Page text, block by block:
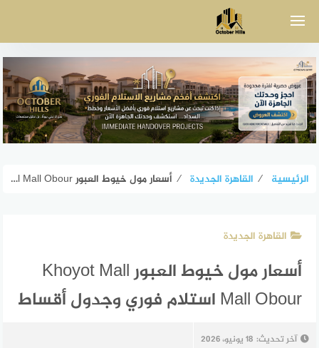
الرئيسية ⁄ القاهرة الجديدة ⁄ أسعار مول خيوط العبور Khoyot Mall Mall Obour استلام فوري وجدول أقساط
القاهرة الجديدة
أسعار مول خيوط العبور Khoyot Mall
Mall Obour استلام فوري وجدول أقساط
آخر تحديث: 18 يونيو، 2026